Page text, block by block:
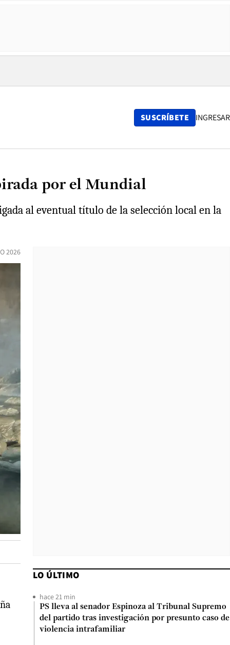
SUSCRÍBETE INGRESAR
por el Mundial
al eventual título de la selección local en la
2026
LO ÚLTIMO
hace 21 min
PS lleva al senador Espinoza al Tribunal Supremo
del partido tras investigación por presunto caso de
violencia intrafamiliar